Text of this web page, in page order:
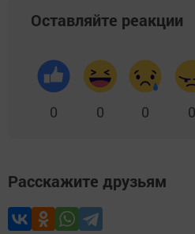
Оставляйте реакции
0 0 0 0
Расскажите друзьям